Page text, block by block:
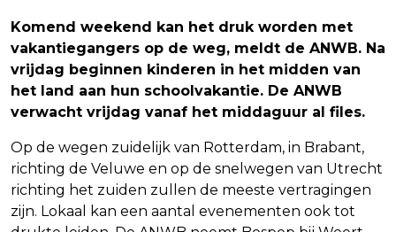
Komend weekend kan het druk worden met
vakantiegangers op de weg, meldt de ANWB. Na
vrijdag beginnen kinderen in het midden van
het land aan hun schoolvakantie. De ANWB
verwacht vrijdag vanaf het middaguur al files.
Op de wegen zuidelijk van Rotterdam, in Brabant,
richting de Veluwe en op de snelwegen van Utrecht
richting het zuiden zullen de meeste vertragingen
zijn. Lokaal kan een aantal evenementen ook tot